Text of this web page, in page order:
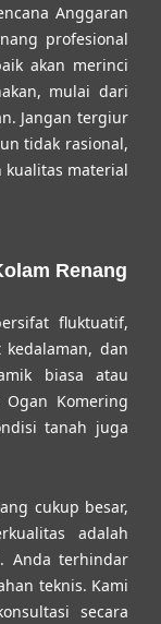
Anggaran
profesional
akan merinci
mulai dari
Jangan tergiur
tidak rasional,
kualitas material
Renang
fluktuatif,
dan
biasa atau
Komering
tanah juga
cukup besar,
adalah
Anda terhindar
teknis. Kami
secara